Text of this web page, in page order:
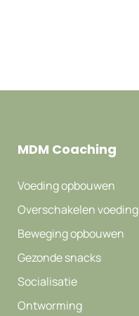
MDM Coaching
Voeding opbouwen
Overschakelen voeding
Beweging opbouwen
Gezonde snacks
Socialisatie
Ontworming